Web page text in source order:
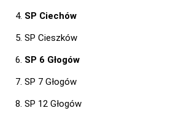
SP Ciechów
SP Cieszków
SP 6 Głogów
SP 7 Głogów
SP 12 Głogów